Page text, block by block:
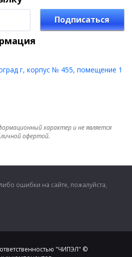
Подписаться
г, корпус № 455, помещение 1
характер и не является
офертой.
ошибки на сайте, пожалуйста,
"ЧИПЭЛ" ©